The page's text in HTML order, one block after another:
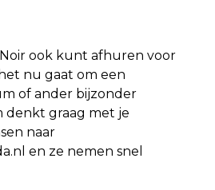
ook kunt afhuren voor
nu gaat om een
of ander bijzonder
denkt graag met je
naar
en ze nemen snel